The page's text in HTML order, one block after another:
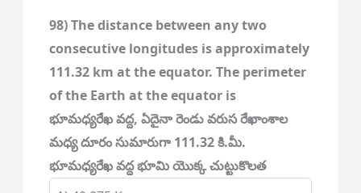
98) The distance between any two
consecutive longitudes is approximately
111.32 km at the equator. The perimeter
of the Earth at the equator is
భూమధ్యరేఖ వద్ద, ఏదైనా రెండు వరుస రేఖాంశాల
మధ్య దూరం సుమారుగా 111.32 కి.మీ.
భూమధ్యరేఖ వద్ద భూమి యొక్క చుట్టుకొలత